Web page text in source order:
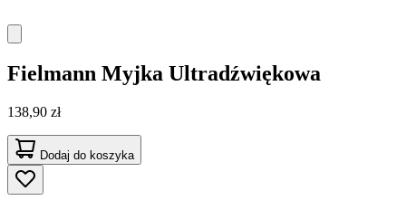
Fielmann Myjka Ultradźwiękowa
138,90 zł
Dodaj do koszyka